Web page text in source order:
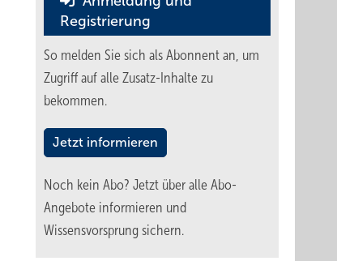
Registrierung
So melden Sie sich als Abonnent an, um
Zugriff auf alle Zusatz-Inhalte zu
bekommen.
Jetzt informieren
Noch kein Abo? Jetzt über alle Abo-
Angebote informieren und
Wissensvorsprung sichern.